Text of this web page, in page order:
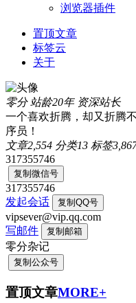
浏览器插件
置顶文章
标签云
关于
零分 站龄20年 资深站长
一个喜欢折腾，却又折腾
序员！
文章2,554 分类13 标签
317355746
复制微信号
317355746
发起会话
复制QQ号
vipsever@vip.qq.com
写邮件
复制邮箱
零分杂记
复制公众号
置顶文章MORE+